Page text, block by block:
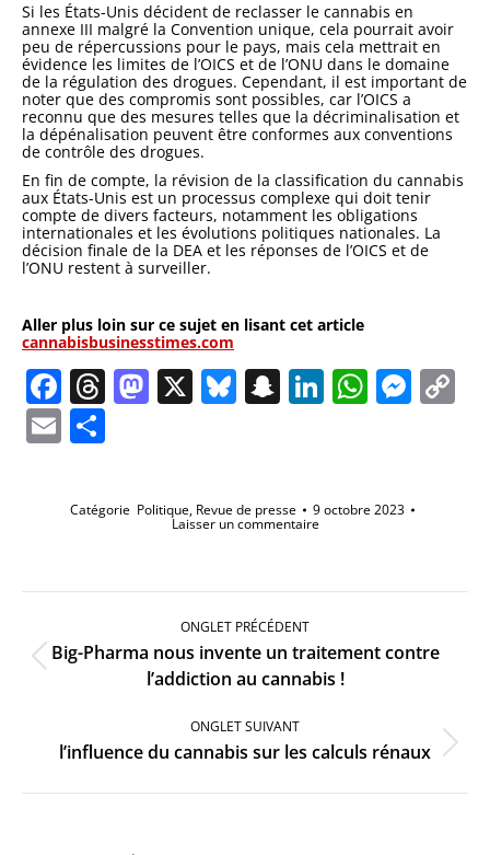
Si les États-Unis décident de reclasser le cannabis en
annexe III malgré la Convention unique, cela pourrait avoir
peu de répercussions pour le pays, mais cela mettrait en
évidence les limites de l’OICS et de l’ONU dans le domaine
de la régulation des drogues. Cependant, il est important de
noter que des compromis sont possibles, car l’OICS a
reconnu que des mesures telles que la décriminalisation et
la dépénalisation peuvent être conformes aux conventions
de contrôle des drogues.
En fin de compte, la révision de la classification du cannabis
aux États-Unis est un processus complexe qui doit tenir
compte de divers facteurs, notamment les obligations
internationales et les évolutions politiques nationales. La
décision finale de la DEA et les réponses de l’OICS et de
l’ONU restent à surveiller.
Aller plus loin sur ce sujet en lisant cet article
cannabisbusinesstimes.com
Facebook
Threads
Mastodon
X Bluesky
Snapchat
LinkedIn
Email
Catégorie Politique, Revue de presse 9 octobre 2023
Laisser un commentaire
Navigation
ONGLET PRÉCÉDENT
Onglet
précédent
Big-Pharma nous invente un traitement contre
l’addiction au cannabis !
ONGLET SUIVANT
Onglet
l’influence du cannabis sur les calculs rénaux